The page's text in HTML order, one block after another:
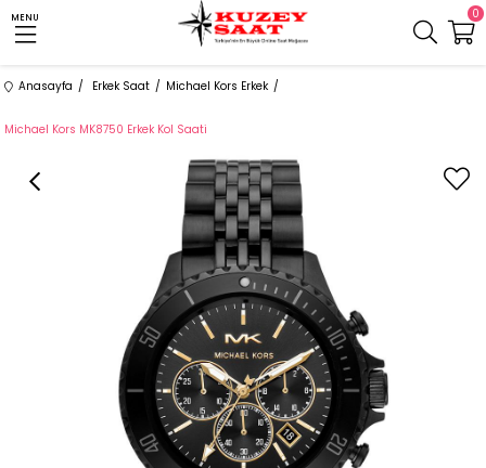
MENU 0
Anasayfa Erkek Saat Michael Kors Erkek
Michael Kors MK8750 Erkek Kol Saati